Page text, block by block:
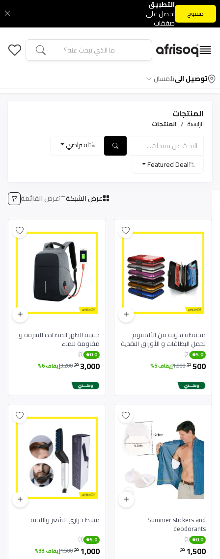
التطبيق
احصل على
صفقات
الحصرية
مفتوح
توصيل الىتلمسان
المنتجات
الرئيسية المنتجات
افتراضي
Featured Deal
عرض الشبكة عرض القائمة
محفظة يدوية من الألمنيوم
لحمل البطاقات و الأوراق النقدية
5.0
(2)
500دج1,000إيقاف 5%
حقيبة الظهر المضادة للسرقة و
مقاومة للماء
0.0
(0)
3,000 دج3,200إيقاف 6%
Summer stickers and
deodorants
0.0
(0)
1,500 دج
مشط حراري للشعر واللحية
5.0
(1)
1,000 دج1,500إيقاف 33%